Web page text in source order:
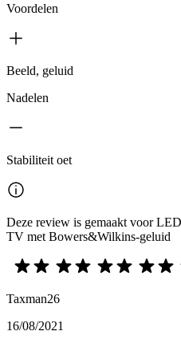
Voordelen
Beeld, geluid
Nadelen
Stabiliteit oet
Deze review is gemaakt voor
TV met Bowers&Wilkins-geluid
Taxman26
16/08/2021